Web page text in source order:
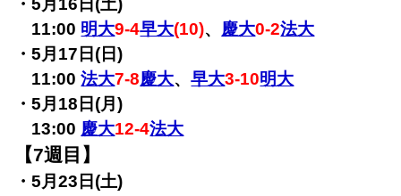
・5月16日(土)
11:00 明大9-4早大(10)、 慶大0-2法大
・5月17日(日)
11:00法大7-8慶大、早大3-10明大
・5月18日(月)
13:00 慶大12-4法大
【7週目】
・5月23日(土)